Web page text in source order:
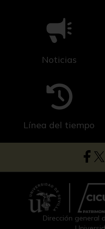
Noticias
Línea del tiempo
Dirección general